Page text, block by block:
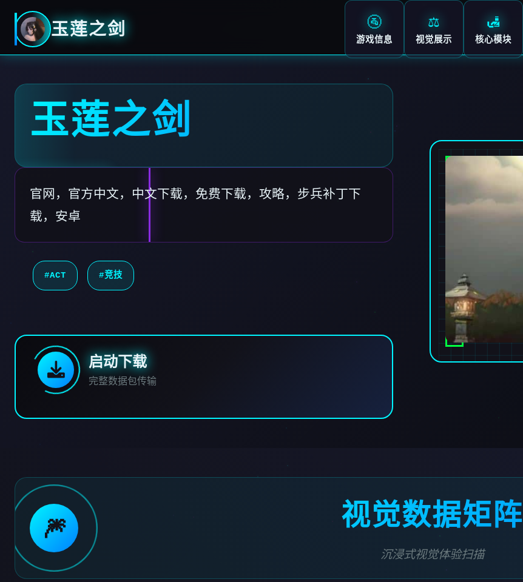
玉莲之剑 🚰
游戏信息
⚖️
视觉展示
🛃
核心模块
玉莲之剑
官网，官方中文，中文下载，免费下载，攻略，步兵补丁下
载，安卓
#ACT #竞技
启动下载
完整数据包传输
🎆 视觉数据矩阵
沉浸式视觉体验扫描